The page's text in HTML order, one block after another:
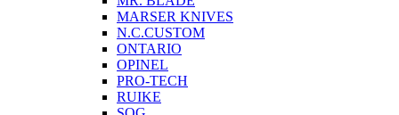
MARSER KNIVES
N.C.CUSTOM
ONTARIO
OPINEL
PRO-TECH
RUIKE